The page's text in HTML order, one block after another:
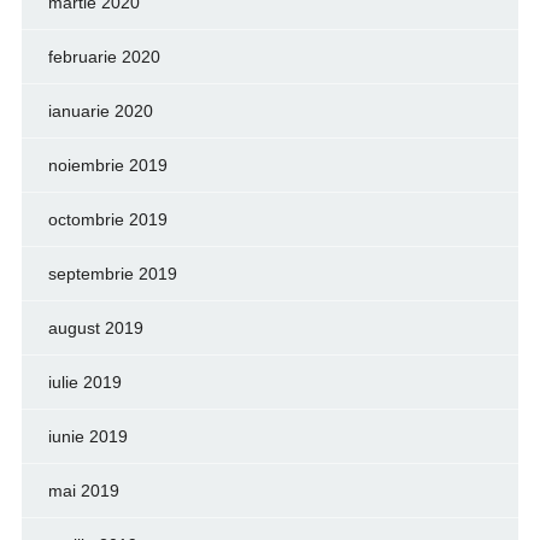
februarie 2020
ianuarie 2020
noiembrie 2019
octombrie 2019
septembrie 2019
august 2019
iulie 2019
iunie 2019
mai 2019